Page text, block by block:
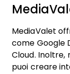
MediaValet
come Google
Cloud. Inoltre,
puoi creare